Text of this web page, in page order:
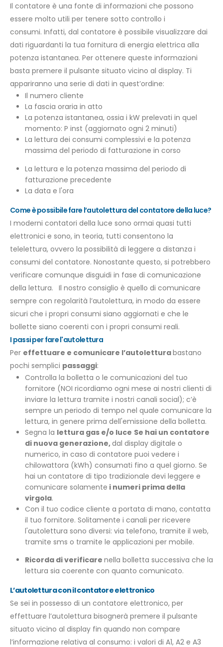
Il contatore è una fonte di informazioni che possono
essere molto utili per tenere sotto controllo i
consumi. Infatti, dal contatore è possibile visualizzare dai
dati riguardanti la tua fornitura di energia elettrica alla
potenza istantanea. Per ottenere queste informazioni
basta premere il pulsante situato vicino al display. Ti
appariranno una serie di dati in quest’ordine:
Il numero cliente
La fascia oraria in atto
La potenza istantanea, ossia i kW prelevati in quel
momento: P inst (aggiornato ogni 2 minuti)
La lettura dei consumi complessivi e la potenza
massima del periodo di fatturazione in corso
La lettura e la potenza massima del periodo di
fatturazione precedente
La data e l'ora
Come è possibile fare l’autolettura del contatore della luce?
I moderni contatori della luce sono ormai quasi tutti
elettronici e sono, in teoria, tutti consentono la
telelettura, ovvero la possibilità di leggere a distanza i
consumi del contatore. Nonostante questo, si potrebbero
verificare comunque disguidi in fase di comunicazione
della lettura. Il nostro consiglio è quello di comunicare
sempre con regolarità l’autolettura, in modo da essere
sicuri che i propri consumi siano aggiornati e che le
bollette siano coerenti con i propri consumi reali.
I passi per fare l'autolettura
Per effettuare e comunicare l’autoletturabastano
pochi semplici passaggi:
Controlla la bolletta o le comunicazioni del tuo
fornitore (NOI ricordiamo ogni mese ai nostri clienti di
inviare la lettura tramite i nostri canali social); c’è
sempre un periodo di tempo nel quale comunicare la
lettura, in genere prima dell'emissione della bolletta.
Segna la lettura gas e/o luce Se hai un contatore
di nuova generazione,dal display digitale o
numerico, in caso di contatore puoi vedere i
chilowattora (kWh) consumati fino a quel giorno. Se
hai un contatore di tipo tradizionale devi leggere e
comunicare solamente i numeri prima della
virgola.
Con il tuo codice cliente a portata di mano, contatta
il tuo fornitore. Solitamente i canali per ricevere
l'autolettura sono diversi: via telefono, tramite il web,
tramite sms o tramite le applicazioni per mobile.
Ricorda di verificare nella bolletta successiva che la
lettura sia coerente con quanto comunicato.
L’autolettura con il contatore elettronico
Se sei in possesso di un contatore elettronico, per
effettuare l’autolettura bisognerà premere il pulsante
situato vicino al display fin quando non compare
l’informazione relativa al consumo: i valori di A1, A2 e A3